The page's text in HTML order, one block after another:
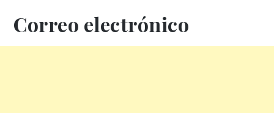
Correo electrónico